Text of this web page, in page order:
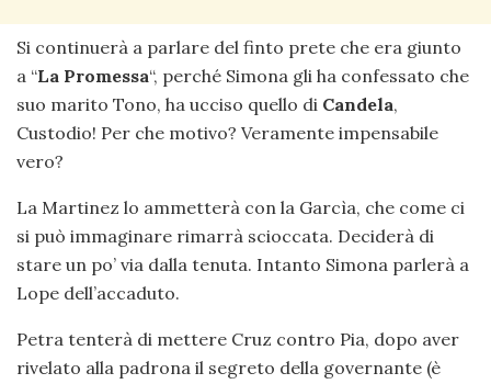
Si continuerà a parlare del finto prete che era giunto
a “La Promessa“, perché Simona gli ha confessato che
suo marito Tono, ha ucciso quello di Candela,
Custodio! Per che motivo? Veramente impensabile
vero?
La Martinez lo ammetterà con la Garcìa, che come ci
si può immaginare rimarrà scioccata. Deciderà di
stare un po’ via dalla tenuta. Intanto Simona parlerà a
Lope dell’accaduto.
Petra tenterà di mettere Cruz contro Pia, dopo aver
rivelato alla padrona il segreto della governante (è